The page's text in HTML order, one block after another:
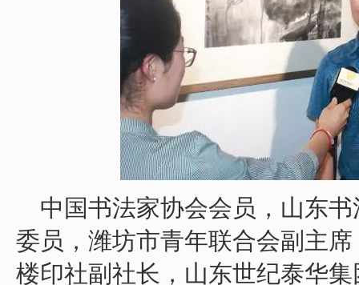
中国书法家协会会员，山东
委员，潍坊市青年联合会副主
楼印社副社长，山东世纪泰华